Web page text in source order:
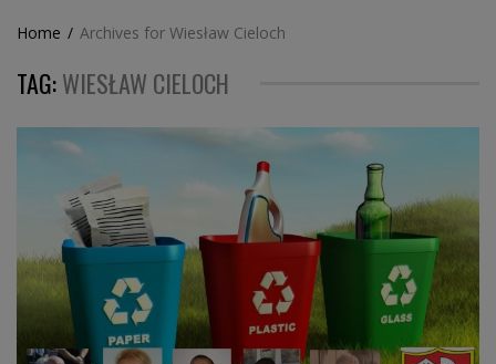
Home / Archives for Wiesław Cieloch
TAG:WIESŁAW CIELOCH